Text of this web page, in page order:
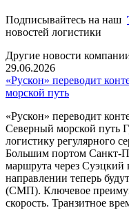
Подписывайтесь на наш
новостей логистики
Другие новости
29.06.2026
«Рускон» переводит
морской путь
«Рускон» переводит
Северный морской путь
логистику регулярного
Большим портом Санкт-
маршрута через Суэцкий
направлении теперь
(СМП). Ключевое
скорость. Транзитное